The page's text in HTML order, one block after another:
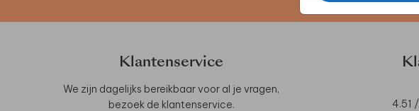
Klantenservice
We zijn dagelijks bereikbaar voor al je vragen,
bezoek de klantenservice. 4.51